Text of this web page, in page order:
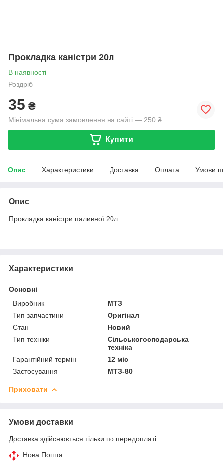
Прокладка каністри 20л
В наявності
Роздріб
35 ₴
Мінімальна сума замовлення на сайті — 250 ₴
Купити
Опис Характеристики Доставка Оплата Умови
Опис
Прокладка каністри паливної 20л
Характеристики
Основні
Виробник
МТЗ
Тип запчастини
Оригінал
Стан
Новий
Тип техніки
Сільськогосподарська
техніка
Гарантійний термін
12 міс
Застосування
МТЗ-80
Приховати
Умови доставки
Доставка здійснюється тільки по передоплаті.
Нова Пошта